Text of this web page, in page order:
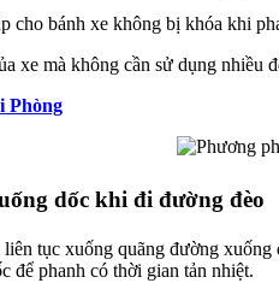
cho bánh xe không bị khóa khi
xe mà không cần sử dụng nhiều
Phòng
dốc khi đi đường đèo
tục xuống quãng đường
để phanh có thời gian tản nhiệt.